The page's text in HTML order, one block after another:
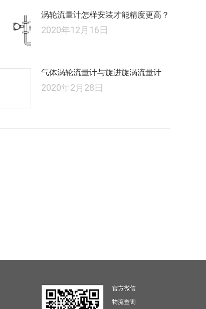
涡轮流量计怎样安装才能精度更高？
2020年12月16日
气体涡轮流量计与旋进旋涡流量计
2020年2月28日